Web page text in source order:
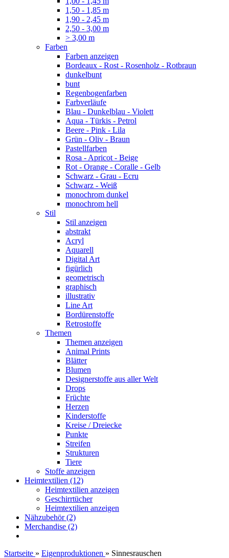
1,50 - 1,85 m
1,90 - 2,45 m
2,50 - 3,00 m
> 3,00 m
Farben
Farben anzeigen
Bordeaux - Rost - Rosenholz - Rotbraun
dunkelbunt
bunt
Regenbogenfarben
Farbverläufe
Blau - Dunkelblau - Violett
Aqua - Türkis - Petrol
Beere - Pink - Lila
Grün - Oliv - Braun
Pastellfarben
Rosa - Apricot - Beige
Rot - Orange - Coralle - Gelb
Schwarz - Grau - Ecru
Schwarz - Weiß
monochrom dunkel
monochrom hell
Stil
Stil anzeigen
abstrakt
Acryl
Aquarell
Digital Art
figürlich
geometrisch
graphisch
illustrativ
Line Art
Bordürenstoffe
Retrostoffe
Themen
Themen anzeigen
Animal Prints
Blätter
Blumen
Designerstoffe aus aller Welt
Drops
Früchte
Herzen
Kinderstoffe
Kreise / Dreiecke
Punkte
Streifen
Strukturen
Tiere
Stoffe anzeigen
Heimtextilien (12)
Heimtextilien anzeigen
Geschirrtücher
Heimtextilien anzeigen
Nähzubehör (2)
Merchandise (2)
Startseite » Eigenproduktionen » Sinnesrauschen